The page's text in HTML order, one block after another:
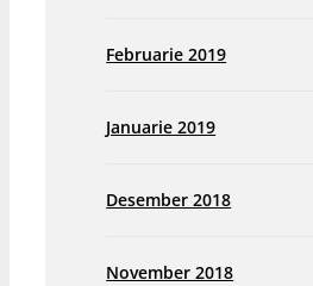
Februarie 2019
Januarie 2019
Desember 2018
November 2018